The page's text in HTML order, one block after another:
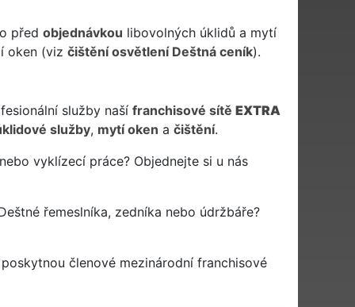
před objednávkou libovolných úklidů a mytí
oken (viz čištění osvětlení Deštná ceník).
služby naší franchisové sítě EXTRA
služby, mytí oken a čištění.
vyklízecí práce? Objednejte si u nás
řemeslníka, zedníka nebo údržbáře?
členové mezinárodní franchisové